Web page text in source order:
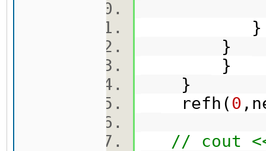
}
}
}
refh(0
// cout